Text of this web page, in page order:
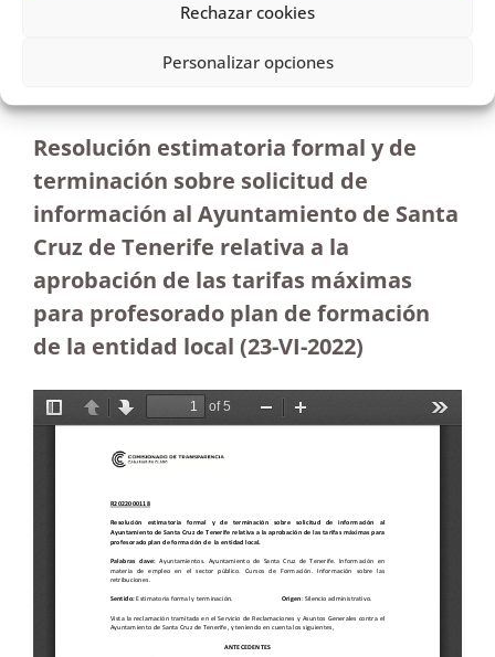
Rechazar cookies
Personalizar opciones
Cruz de Tenerife sobre las tarifas máximas para
Resolución estimatoria formal y de
terminación sobre solicitud de
información al Ayuntamiento de Santa
Cruz de Tenerife relativa a la
aprobación de las tarifas máximas
para profesorado plan de formación
de la entidad local (23-VI-2022)